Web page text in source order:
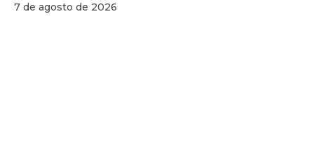
7 de agosto de 2026